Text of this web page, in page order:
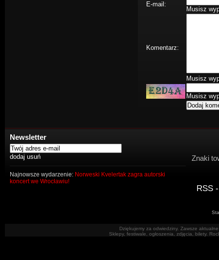
E-mail:
Musisz
Komentarz:
Musisz
Musisz
Newsletter
Najnowsze wydarzenie: Norweski Kvelertak zagra autorski
koncert we Wrocławiu!
Znaki
RSS
Dziękujemy za odwiedziny. Zawsze
Sklepy, festiwale, ogłoszenia, zdjęcia, bilety.